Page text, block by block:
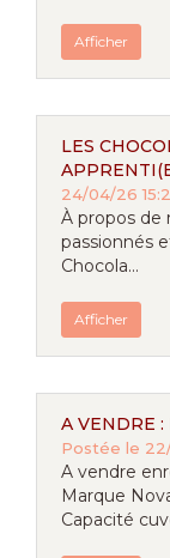
Afficher
LES
24/04/26
À propos de
passionnés
Chocola...
Afficher
A VENDRE
Postée le
A vendre
Marque
Capacité